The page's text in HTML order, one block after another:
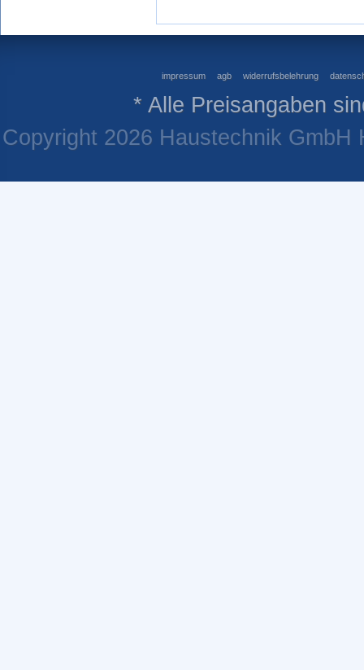
impressum agb widerrufsbelehrung
* Alle Preisangaben
Copyright 2026 Haustechnik